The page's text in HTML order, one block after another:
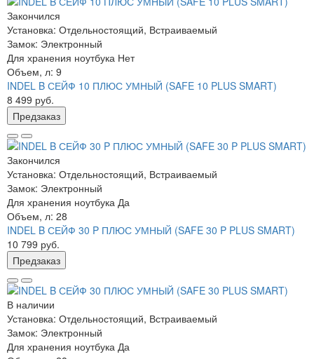
Закончился
Установка: Отдельностоящий, Встраиваемый
Замок: Электронный
Для хранения ноутбука Нет
Объем, л: 9
INDEL B СЕЙФ 10 ПЛЮС УМНЫЙ (SAFE 10 PLUS SMART)
8 499 руб.
Предзаказ
Закончился
Установка: Отдельностоящий, Встраиваемый
Замок: Электронный
Для хранения ноутбука Да
Объем, л: 28
INDEL B СЕЙФ 30 P ПЛЮС УМНЫЙ (SAFE 30 P PLUS SMART)
10 799 руб.
Предзаказ
В наличии
Установка: Отдельностоящий, Встраиваемый
Замок: Электронный
Для хранения ноутбука Да